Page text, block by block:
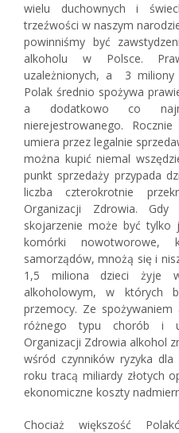
wielu duchownych i
trzeźwości w naszym
powinniśmy być
alkoholu w Polsce.
uzależnionych, a 3 miliony
Polak średnio spożywa
a dodatkowo co
nierejestrowanego.
umiera przez legalnie
można kupić niemal
punkt sprzedaży przypada
liczba czterokrotnie
Organizacji Zdrowia.
skojarzenie może być
komórki
samorządów, mnożą się i
1,5 miliona dzieci żyje
alkoholowym, w których
przemocy. Ze
różnego typu chorób i
Organizacji Zdrowia alkohol
wśród czynników ryzyka
roku tracą miliardy złotych
ekonomiczne koszty
Chociaż większość